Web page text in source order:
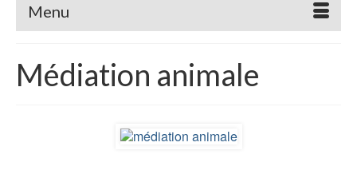
Menu
Médiation animale